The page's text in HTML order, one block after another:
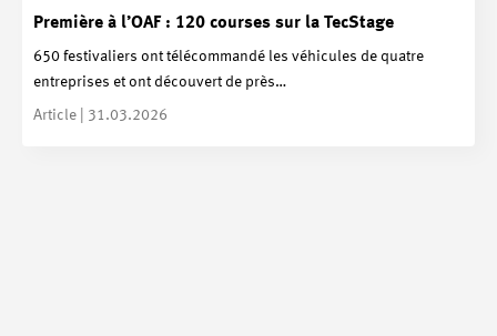
Première à l’OAF : 120 courses sur la TecStage
650 festivaliers ont télécommandé les véhicules de quatre
entreprises et ont découvert de près…
Article | 31.03.2026